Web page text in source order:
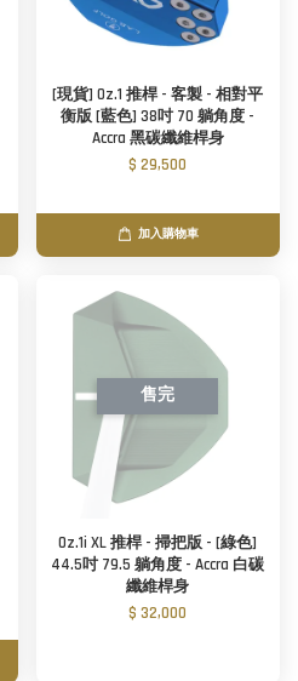
[現貨] Oz.1 推桿 - 客製 - 相對平
衡版 [藍色] 38吋 70 躺角度 -
Accra 黑碳纖維桿身
$ 29,500
加入購物車
售完
Oz.1i XL 推桿 - 掃把版 - [綠色]
44.5吋 79.5 躺角度 - Accra 白碳
纖維桿身
$ 32,000